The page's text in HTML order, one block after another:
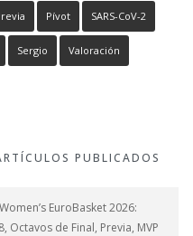
Pívot SARS-CoV-2
Sergio Valoración
PUBLICADOS
EuroBasket 2026:
Octavos de Final, Previa, MVP